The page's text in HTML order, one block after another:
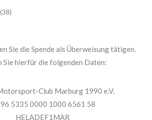
(38)
Sie die Spende als Überweisung tätigen.
Sie hierfür die folgenden Daten:
Club Marburg 1990 e.V.
5335 0000 1000 6561 58
HELADEF1MAR